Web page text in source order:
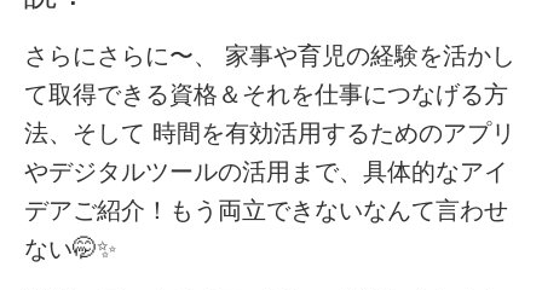
さらにさらに〜、 家事や育児の経験を活かし
て取得できる資格＆それを仕事につなげる方
法、そして 時間を有効活用するためのアプリ
やデジタルツールの活用 まで、具体的なアイ
デアご紹介！もう両立できないなんて言わせ
ない🤭✨